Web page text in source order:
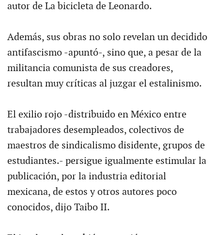
autor de La bicicleta de Leonardo.
Además, sus obras no solo revelan un decidido
antifascismo -apuntó-, sino que, a pesar de la
militancia comunista de sus creadores,
resultan muy críticas al juzgar el estalinismo.
El exilio rojo -distribuido en México entre
trabajadores desempleados, colectivos de
maestros de sindicalismo disidente, grupos de
estudiantes.- persigue igualmente estimular la
publicación, por la industria editorial
mexicana, de estos y otros autores poco
conocidos, dijo Taibo II.